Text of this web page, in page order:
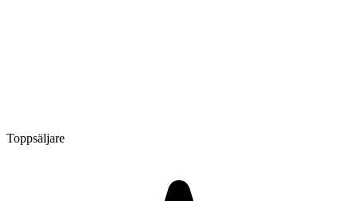
Toppsäljare